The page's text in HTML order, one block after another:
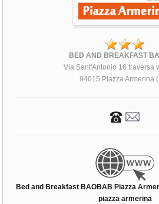
BED AND BREAKFAST
Via Sant'Antonio 16 traversa
94015 Piazza Armerina
Bed and Breakfast BAOBAB Piazza
piazza armerina